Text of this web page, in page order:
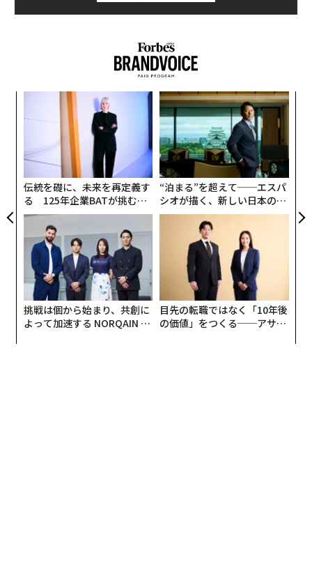
編集＝上田裕資
2026年9月号発売中
伝統を礎に、未来を再定義す
る 125年企業BATが挑むス
モークレスな未来
“泊まる”を超えて──エスパ
シオが描く、新しい日本のラ
グジュアリー（前編）
挑戦は個から始まり、共創に
よって加速する NORQAIN JA
目先の転職ではなく「10年後
の価値」をつくる──アサイ